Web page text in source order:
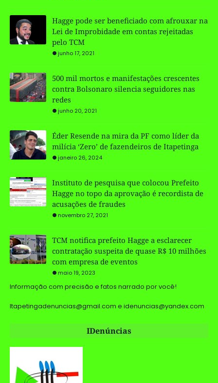
Hagge pode ser beneficiado com afrouxar na
Lei de Improbidade em contas rejeitadas
pelo TCM
junho 17, 2021
500 mil mortos e manifestações crescentes
contra Bolsonaro silencia seguidores nas
redes
junho 20, 2021
Éder Resende na mira da PF como líder da
milícia ‘Zero’ de fazendeiros de Itapetinga
janeiro 26, 2024
Instituto de pesquisa que colocou Prefeito
Hagge no topo da aprovação é recordista de
acusações de fraudes
novembro 27, 2021
TCM notifica prefeito Hagge a esclarecer
contratação suspeita de quase R$ 10 milhões
com empresa de eventos
maio 19, 2023
Informação com precisão e fatos narrado por você!
Itapetingadenuncias@gmail.com e idenuncias@yandex.com
IDenúncias